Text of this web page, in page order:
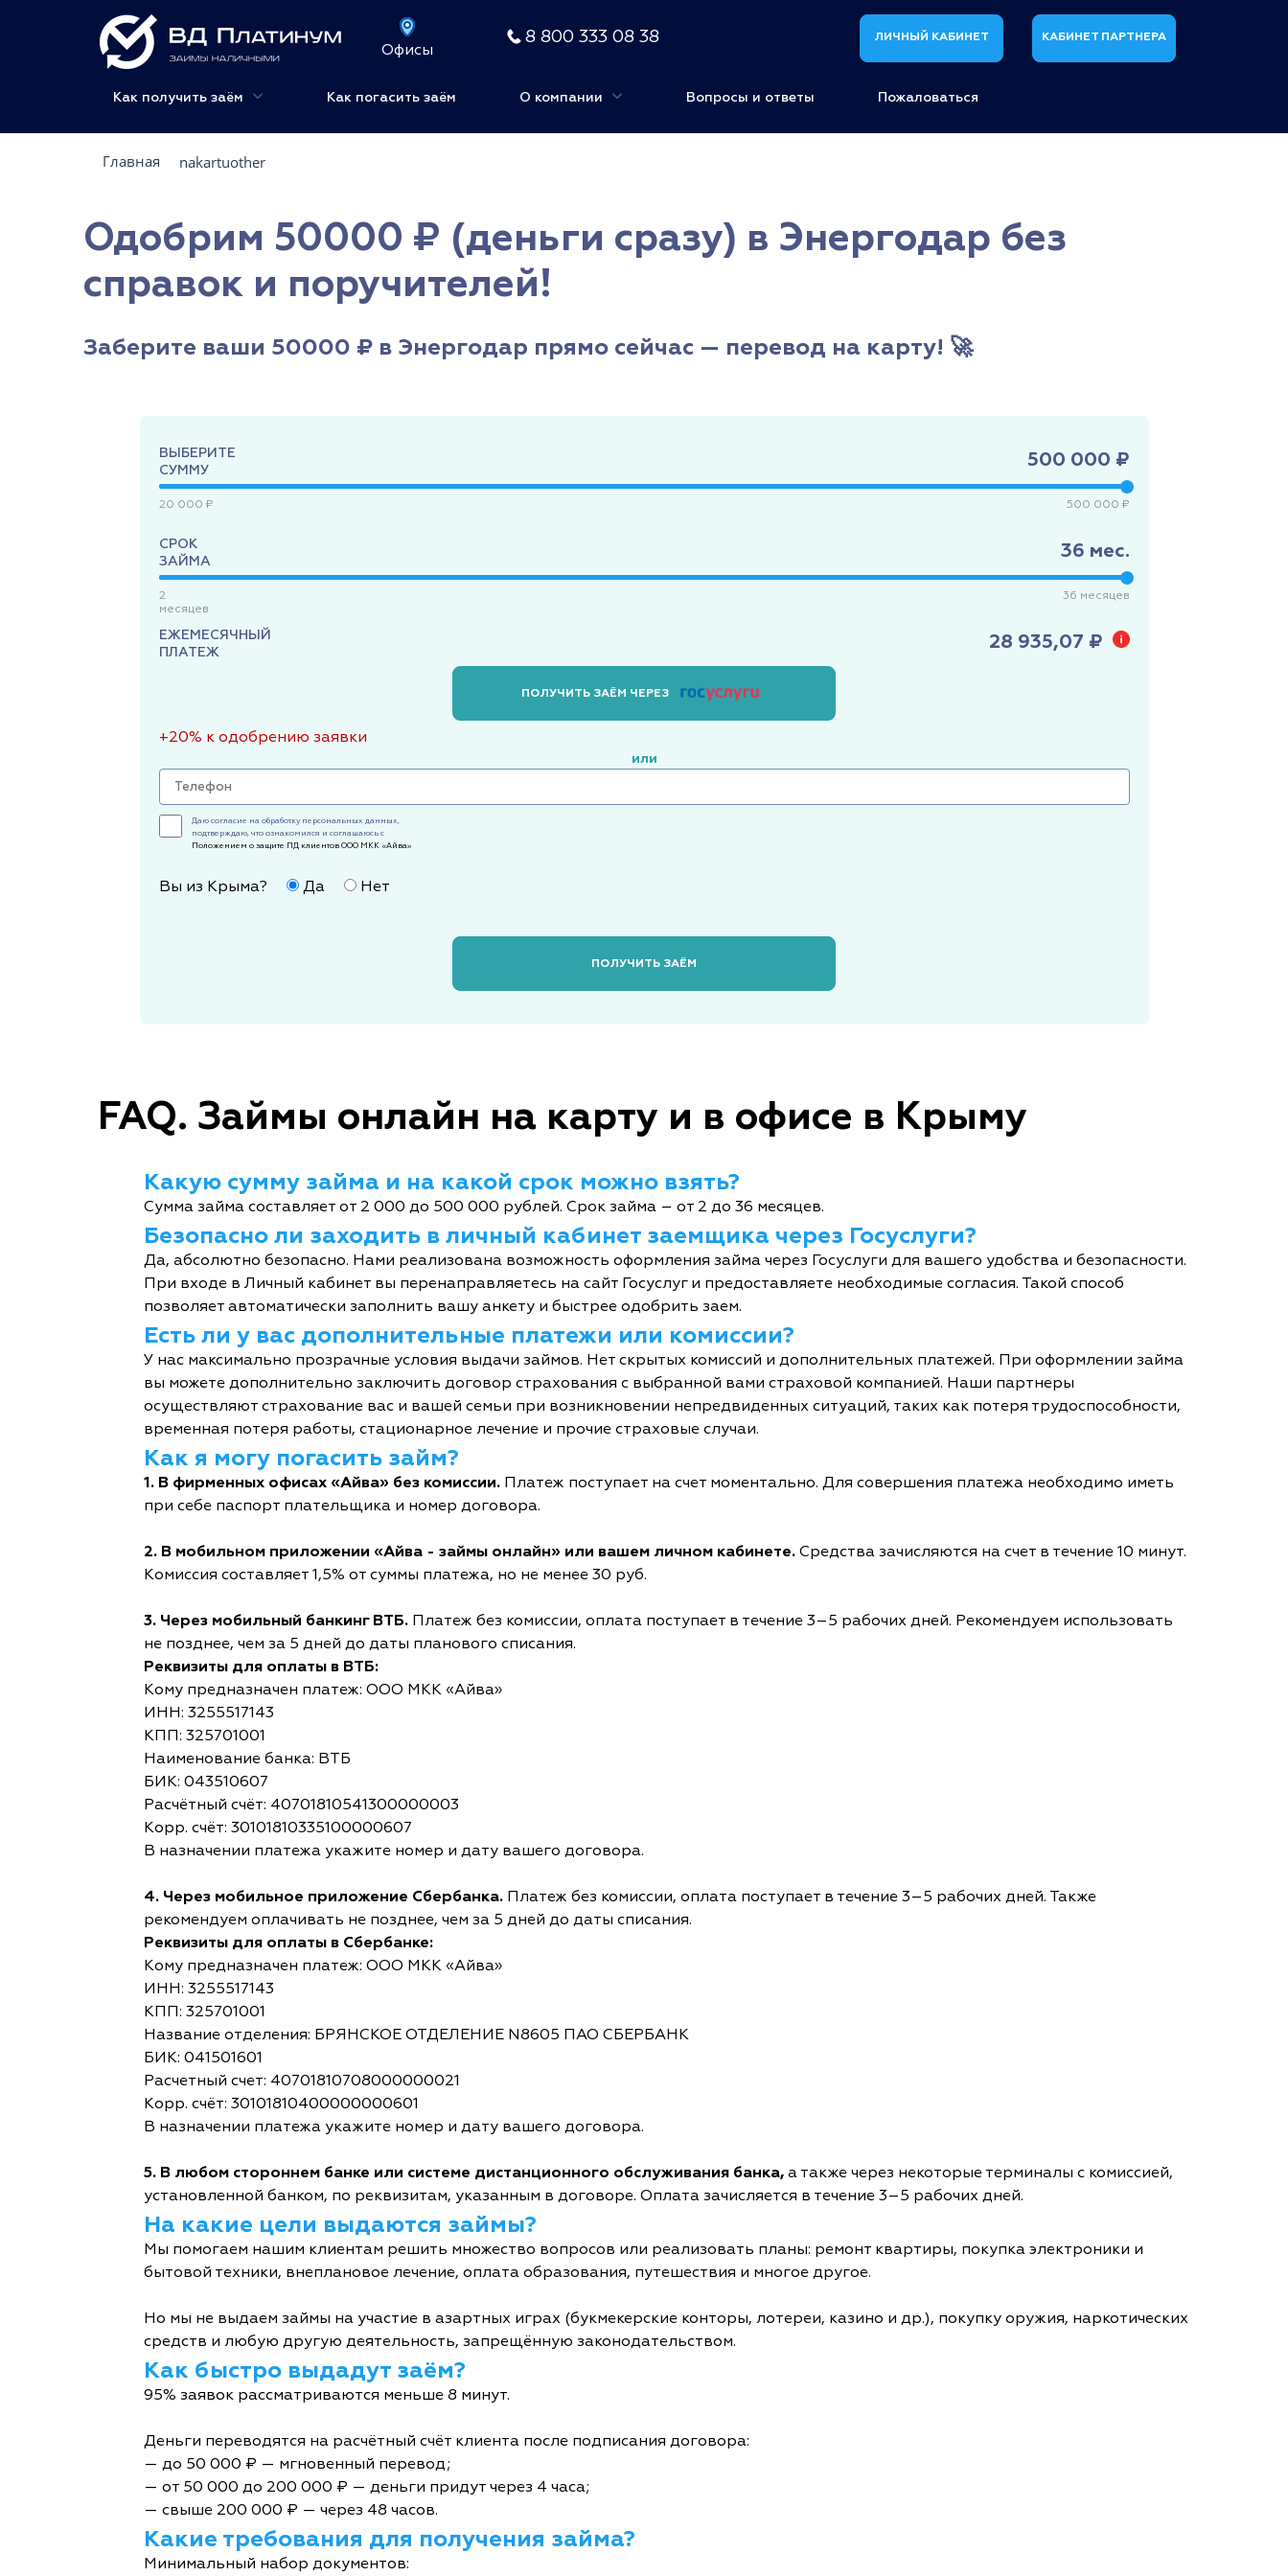
Офисы
8 800 333 08 38 ЛИЧНЫЙ КАБИНЕТ КАБИНЕТ ПАРТНЕРА
Как получить заём Как погасить заём О компании Вопросы и ответы Пожаловаться
Главная nakartuother
Одобрим 50000 ₽ (деньги сразу) в Энергодар без
справок и поручителей!
Заберите ваши 50000 ₽ в Энергодар прямо сейчас — перевод на карту! 🚀
ВЫБЕРИТЕ
СУММУ
500 000 ₽
20 000 ₽ 500 000 ₽
СРОК
ЗАЙМА
36 мес.
2
месяцев
36 месяцев
ЕЖЕМЕСЯЧНЫЙ
ПЛАТЕЖ
28 935,07 ₽
ПОЛУЧИТЬ ЗАЁМ ЧЕРЕЗ
+20% к одобрению заявки
или
Даю согласие на обработку персональных данных,
подтверждаю, что ознакомился и соглашаюсь с
Положением о защите ПД клиентов ООО МКК «Айва»
Вы из Крыма? Да Нет
ПОЛУЧИТЬ ЗАЁМ
FAQ. Займы онлайн на карту и в офисе в Крыму
Какую сумму займа и на какой срок можно взять?
Сумма займа составляет от 2 000 до 500 000 рублей. Срок займа – от 2 до 36 месяцев.
Безопасно ли заходить в личный кабинет заемщика через Госуслуги?
Да, абсолютно безопасно. Нами реализована возможность оформления займа через Госуслуги для вашего удобства и безопасности.
При входе в Личный кабинет вы перенаправляетесь на сайт Госуслуг и предоставляете необходимые согласия. Такой способ
позволяет автоматически заполнить вашу анкету и быстрее одобрить заем.
Есть ли у вас дополнительные платежи или комиссии?
У нас максимально прозрачные условия выдачи займов. Нет скрытых комиссий и дополнительных платежей. При оформлении займа
вы можете дополнительно заключить договор страхования с выбранной вами страховой компанией. Наши партнеры
осуществляют страхование вас и вашей семьи при возникновении непредвиденных ситуаций, таких как потеря трудоспособности,
временная потеря работы, стационарное лечение и прочие страховые случаи.
Как я могу погасить займ?
1. В фирменных офисах «Айва» без комиссии. Платеж поступает на счет моментально. Для совершения платежа необходимо иметь
при себе паспорт плательщика и номер договора.
2. В мобильном приложении «Айва - займы онлайн» или вашем личном кабинете. Средства зачисляются на счет в течение 10 минут.
Комиссия составляет 1,5% от суммы платежа, но не менее 30 руб.
3. Через мобильный банкинг ВТБ. Платеж без комиссии, оплата поступает в течение 3–5 рабочих дней. Рекомендуем использовать
не позднее, чем за 5 дней до даты планового списания.
Реквизиты для оплаты в ВТБ:
Кому предназначен платеж: ООО МКК «Айва»
ИНН: 3255517143
КПП: 325701001
Наименование банка: ВТБ
БИК: 043510607
Расчётный счёт: 40701810541300000003
Корр. счёт: 30101810335100000607
В назначении платежа укажите номер и дату вашего договора.
4. Через мобильное приложение Сбербанка. Платеж без комиссии, оплата поступает в течение 3–5 рабочих дней. Также
рекомендуем оплачивать не позднее, чем за 5 дней до даты списания.
Реквизиты для оплаты в Сбербанке:
Кому предназначен платеж: ООО МКК «Айва»
ИНН: 3255517143
КПП: 325701001
Название отделения: БРЯНСКОЕ ОТДЕЛЕНИЕ N8605 ПАО СБЕРБАНК
БИК: 041501601
Расчетный счет: 40701810708000000021
Корр. счёт: 30101810400000000601
В назначении платежа укажите номер и дату вашего договора.
5. В любом стороннем банке или системе дистанционного обслуживания банка, а также через некоторые терминалы с комиссией,
установленной банком, по реквизитам, указанным в договоре. Оплата зачисляется в течение 3–5 рабочих дней.
На какие цели выдаются займы?
Мы помогаем нашим клиентам решить множество вопросов или реализовать планы: ремонт квартиры, покупка электроники и
бытовой техники, внеплановое лечение, оплата образования, путешествия и многое другое.
Но мы не выдаем займы на участие в азартных играх (букмекерские конторы, лотереи, казино и др.), покупку оружия, наркотических
средств и любую другую деятельность, запрещённую законодательством.
Как быстро выдадут заём?
95% заявок рассматриваются меньше 8 минут.
Деньги переводятся на расчётный счёт клиента после подписания договора:
— до 50 000 ₽ — мгновенный перевод;
— от 50 000 до 200 000 ₽ — деньги придут через 4 часа;
— свыше 200 000 ₽ — через 48 часов.
Какие требования для получения займа?
Минимальный набор документов: